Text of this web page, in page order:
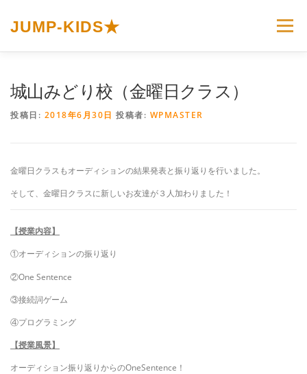
JUMP-KIDS★ メニュー
城山みどり校（金曜日クラス）
投稿日: 2018年6月30日 投稿者: WPMASTER
金曜日クラスもオーディションの結果発表と振り返りを行いました。
そして、金曜日クラスに新しいお友達が３人加わりました！
【授業内容】
①オーディションの振り返り
②One Sentence
③接続詞ゲーム
④プログラミング
【授業風景】
オーディション振り返りからのOneSentence！